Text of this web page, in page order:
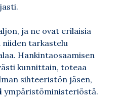
ja ne ovat erilaisia
niiden tarkastelu
Hankintaosaamisen
kunnittain, toteaa
sihteeristön jäsen,
ympäristöministeriöstä.